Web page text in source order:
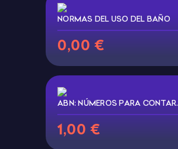
NORMAS DEL USO DEL BAÑO
0,00 €
ABN: NÚMEROS PARA CONTAR.
1,00 €